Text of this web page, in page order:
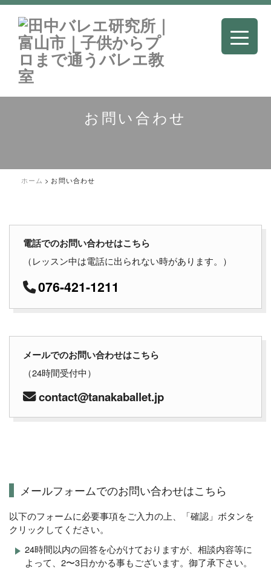
お問い合わせ
ホーム > お問い合わせ
電話でのお問い合わせはこちら
（レッスン中は電話に出られない時があります。）
076-421-1211
メールでのお問い合わせはこちら
（24時間受付中）
contact@tanakaballet.jp
メールフォームでのお問い合わせはこちら
以下のフォームに必要事項をご入力の上、「確認」ボタンを
クリックしてください。
24時間以内の回答を心がけておりますが、相談内容等に
よって、2〜3日かかる事もございます。御了承下さい。